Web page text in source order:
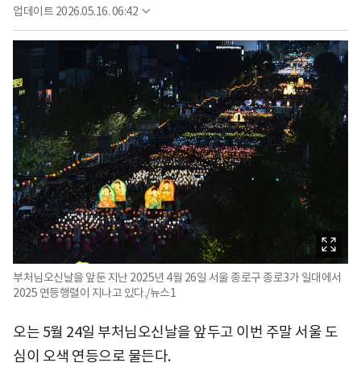
업데이트 2026.05.16. 06:42
부처님오신날을 앞둔 지난 2025년 4월 26일 서울 종로구 종로3가 일대에서
2025 연등행렬이 지나고 있다./뉴스1
오는 5월 24일 부처님오신날을 앞두고 이번 주말 서울 도
심이 오색 연등으로 물든다.